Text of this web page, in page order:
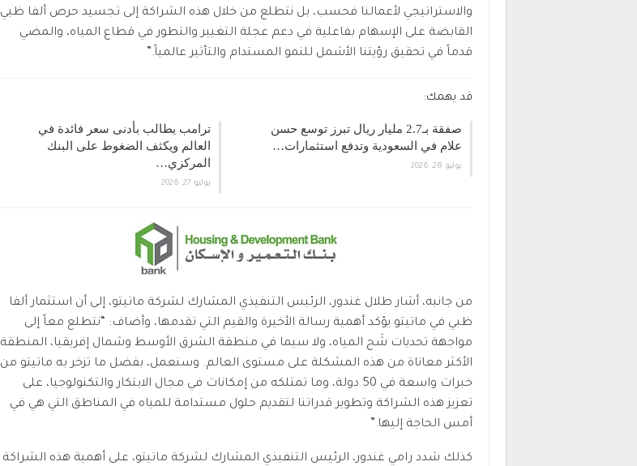
والاستراتيجي لأعمالنا فحسب، بل نتطلع من خلال هذه الشراكة إلى تجسيد حرص ألفا ظبي
القابضة على الإسهام بفاعلية في دعم عجلة التغيير والتطور في قطاع المياه، والمضي
قدماً في تحقيق رؤيتنا الأشمل للنمو المستدام والتأثير عالمياً.”
قد يهمك:
صفقة بـ2.7 مليار ريال تبرز توسع حسن
علام في السعودية وتدفع استثمارات…
يوليو 28, 2026
ترامب يطالب بأدنى سعر فائدة في
العالم ويكثف الضغوط على البنك
المركزي…
يوليو 27, 2026
من جانبه، أشار طلال غندور، الرئيس التنفيذي المشارك لشركة ماتيتو، إلى أن استثمار ألفا
ظبي في ماتيتو يؤكد أهمية رسالة الأخيرة والقيم التي تقدمها، وأضاف: “نتطلع معاً إلى
مواجهة تحديات شَح المياه، ولا سيما في منطقة الشرق الأوسط وشمال إفريقيا، المنطقة
الأكثر معاناة من هذه المشكلة على مستوى العالم. وسنعمل، بفضل ما تزخر به ماتيتو من
خبرات واسعة في 50 دولة، وما تمتلكه من إمكانات في مجال الابتكار والتكنولوجيا، على
تعزيز هذه الشراكة وتطوير قدراتنا لتقديم حلول مستدامة للمياه في المناطق التي هي في
أمس الحاجة إليها.”
كذلك شدد رامي غندور، الرئيس التنفيذي المشارك لشركة ماتيتو، على أهمية هذه الشراكة